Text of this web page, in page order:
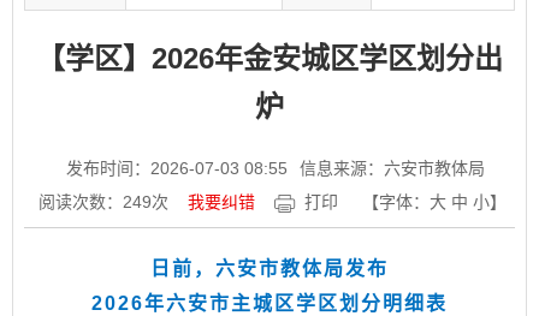
【学区】2026年金安城区学区划分出
炉
发布时间：2026-07-03 08:55
信息来源：六安市教体局
阅读次数： 249次 我要纠错 打印 【字体： 大 中 小】
日前，六安市教体局发布
2026年六安市主城区学区划分明细表